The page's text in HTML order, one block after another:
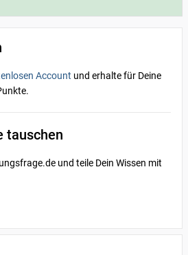
Account und erhalte für Deine
tauschen
und teile Dein Wissen mit